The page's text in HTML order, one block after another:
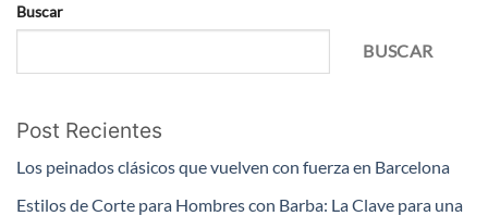
Buscar
BUSCAR
Post Recientes
Los peinados clásicos que vuelven con fuerza en Barcelona
Estilos de Corte para Hombres con Barba: La Clave para una